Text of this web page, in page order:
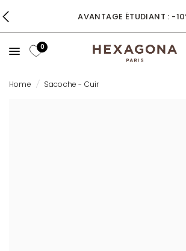
AVANTAGE ÉTUDIANT : -
0
Home / Sacoche - Cuir